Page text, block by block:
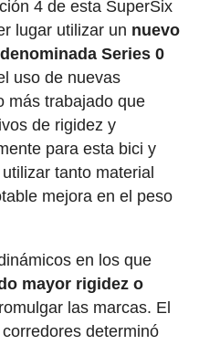
4 de esta SuperSix
lugar utilizar un nuevo
Series 0
uso de nuevas
más trabajado que
de rigidez y
para esta bici y
tanto material
mejora en el peso
en los que
mayor rigidez o
las marcas. El
determinó